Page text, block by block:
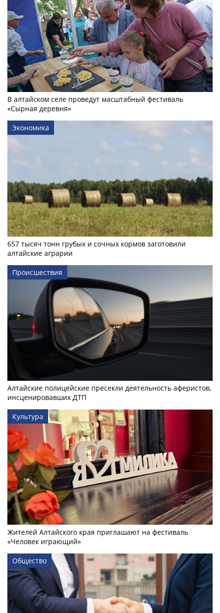
В алтайском селе проведут масштабный фестиваль
«Сырная деревня»
Экономика
657 тысяч тонн грубых и сочных кормов заготовили
алтайские аграрии
Происшествия
Алтайские полицейские пресекли деятельность аферистов,
инсценировавших ДТП
Культура
Жителей Алтайского края приглашают на фестиваль
«Человек играющий»
Общество